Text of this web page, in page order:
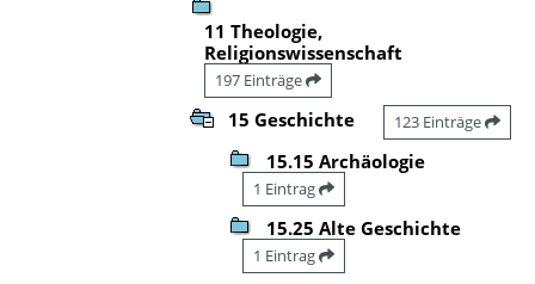
11 Theologie,
Religionswissenschaft
197 Einträge
15 Geschichte 123 Einträge
15.15 Archäologie
1 Eintrag
15.25 Alte Geschichte
1 Eintrag